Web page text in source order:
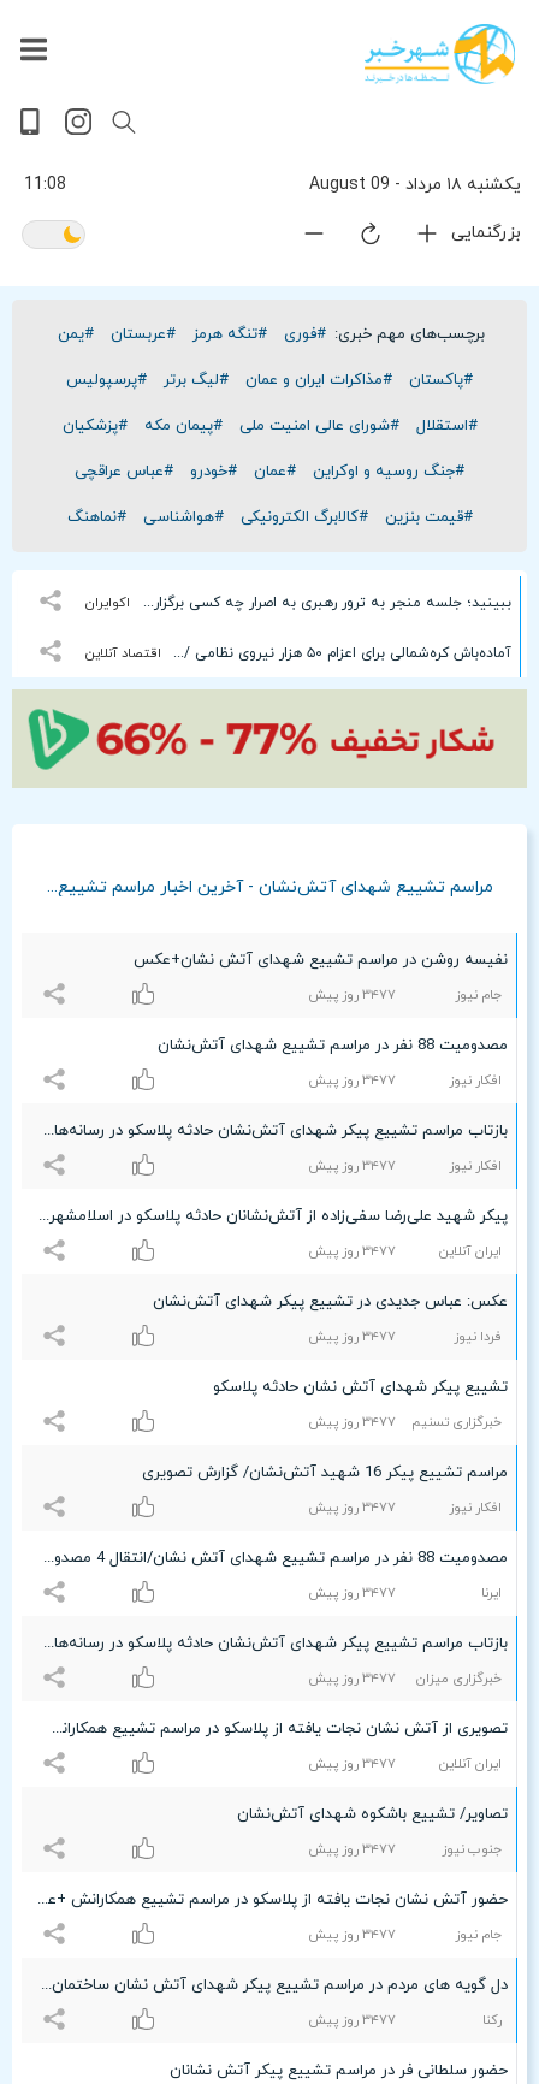
یکشنبه ۱۸ مرداد - 09 August 11:08
بزرگنمایی
پربیننده‌ترین
اخبار
آخرین
اخبار
پخش
داغ
ترین
سیاسی
ورزشی
اقتصادی
حوادث
گوناگون
تصویری
سلامت
جهان
فرهنگی
ویدیویی
بازار
برچسب‌های مهم خبری: #فوری #تنگه هرمز #عربستان #یمن
#پاکستان #مذاکرات ایران و عمان #لیگ برتر #پرسپولیس
#استقلال #شورای عالی امنیت ملی #پیمان مکه #پزشکیان
#جنگ روسیه و اوکراین #عمان #خودرو #عباس عراقچی
#قیمت بنزین #کالابرگ الکترونیکی #هواشناسی #نماهنگ
اکوایران ببینید؛ جلسه منجر به ترور رهبری به اصرار چه کسی برگزار شد؟
اقتصاد آنلاین آماده‌باش کره‌شمالی برای اعزام ۵۰ هزار نیروی نظامی / جنگ جهانی سوم در راه است؟
مراسم تشییع شهدای آتش‌نشان - آخرین اخبار مراسم تشییع شهدای آتش‌نشان
نفیسه روشن در مراسم تشییع شهدای آتش نشان+عکس
جام نیوز ٣۴۷۷ روز پیش
مصدومیت 88 نفر در مراسم تشییع شهدای آتش‌نشان
افکار نیوز ٣۴۷۷ روز پیش
بازتاب مراسم تشییع پیکر شهدای آتش‌نشان حادثه پلاسکو در رسانه‌های جهان
افکار نیوز ٣۴۷۷ روز پیش
پیکر شهید علی‌رضا سفی‌زاده از آتش‌نشانان حادثه پلاسکو در اسلامشهر تشییع شد
ایران آنلاین ٣۴۷۷ روز پیش
عکس: عباس جدیدی در تشییع پیکر شهدای آتش‌نشان
فردا نیوز ٣۴۷۷ روز پیش
تشییع پیکر شهدای آتش نشان حادثه پلاسکو
خبرگزاری تسنیم ٣۴۷۷ روز پیش
مراسم تشییع پیکر 16 شهید آتش‌‌نشان/ گزارش تصویری
افکار نیوز ٣۴۷۷ روز پیش
مصدومیت 88 نفر در مراسم تشییع شهدای آتش نشان/انتقال 4 مصدوم به بیمارستانها
ایرنا ٣۴۷۷ روز پیش
بازتاب مراسم تشییع پیکر شهدای آتش‌نشان حادثه پلاسکو در رسانه‌های جهان
خبرگزاری میزان ٣۴۷۷ روز پیش
تصویری از آتش نشان نجات یافته از پلاسکو در مراسم تشییع همکارانش +عکس
ایران آنلاین ٣۴۷۷ روز پیش
تصاویر/ تشییع باشکوه شهدای آتش‌نشان
جنوب نیوز ٣۴۷۷ روز پیش
حضور آتش نشان نجات یافته از پلاسکو در مراسم تشییع همکارانش +عکس
جام نیوز ٣۴۷۷ روز پیش
دل گویه های مردم در مراسم تشییع پیکر شهدای آتش نشان ساختمان پلاسکو+فیلم
رکنا ٣۴۷۷ روز پیش
حضور سلطانی فر در مراسم تشییع پیکر آتش نشانان